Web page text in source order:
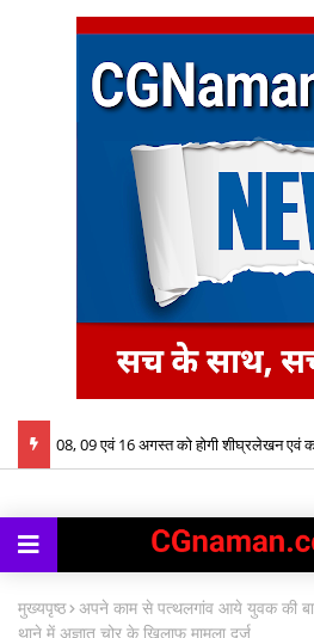
08, 09 एवं 16 अगस्त को होगी शीघ्रलेखन एवं
मुख्यपृष्ठ अपने काम से पत्थलगांव आये युवक की
थाने में अज्ञात चोर के खिलाफ मामला दर्ज